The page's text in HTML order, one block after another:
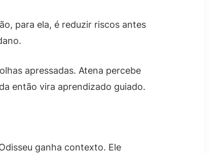
para ela, é reduzir riscos antes
apressadas. Atena percebe
então vira aprendizado guiado.
ganha contexto. Ele